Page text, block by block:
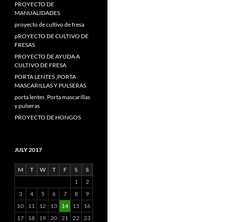
PROYECTO DE
MANUALIDADES
proyecto de cultivo de fresa
pROYECTO DE CULTIVO DE
FRESAS
PROYECTO DE AYUDA A
CULTIVO DE FRESA
PORTA LENTES ,PORTA
MASCARILLAS Y PULSERAS
porta lentes ,Porta mascarillas
y pulseras
PROYECTO DE HONGOS
JULY 2017
M T W T F S
S
1
2
3
4 5 6 7 8
9
10
11 12 13 14 15
16
17
18 19 20 21 22 23